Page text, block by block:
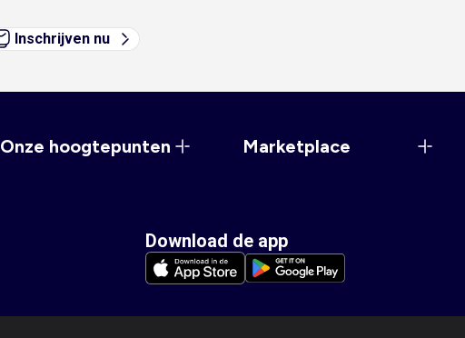
Inschrijven nu
Onze hoogtepunten Marketplace
Download de app